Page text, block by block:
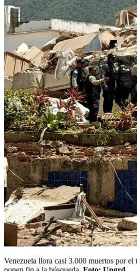
Venezuela llora casi 3.000 muertos por el